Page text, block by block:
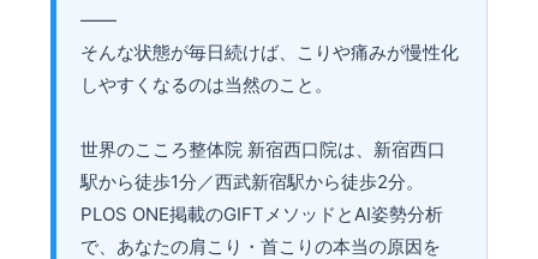
——
そんな状態が毎日続けば、こりや痛みが慢性化
しやすくなるのは当然のこと。
世界のこころ整体院 新宿西口院は、新宿西口
駅から徒歩1分／西武新宿駅から徒歩2分。
PLOS ONE掲載のGIFTメソッドとAI姿勢分析
で、あなたの肩こり・首こりの本当の原因を